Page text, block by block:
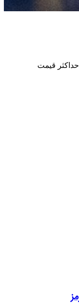
حداكثر قيمت